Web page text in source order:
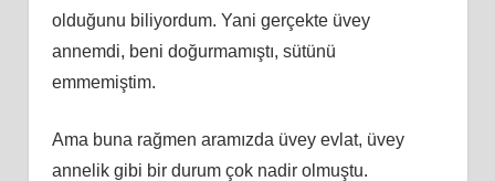
olduğunu biliyordum. Yani gerçekte üvey
annemdi, beni doğurmamıştı, sütünü
emmemiştim.
Ama buna rağmen aramızda üvey evlat, üvey
annelik gibi bir durum çok nadir olmuştu.